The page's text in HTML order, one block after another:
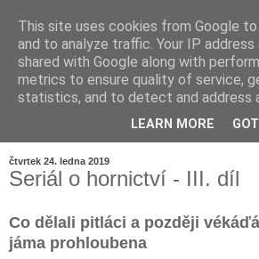
čtvrtek 24. ledna 2019
Seriál o hornictví - III. díl
Co dělali pitláci a později
jáma prohloubena
This site uses cookies from Google
and to analyze traffic. Your IP address
shared with Google along with
metrics to ensure quality of service,
statistics, and to detect and address
LEARN MORE